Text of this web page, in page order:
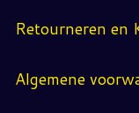
Retourneren en
Algemene